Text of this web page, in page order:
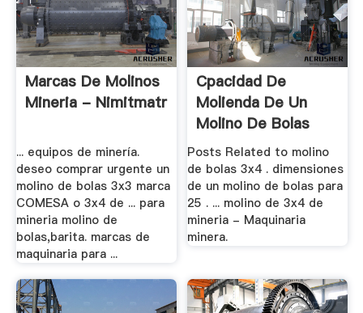
Marcas De Molinos
Mineria - Nimitmatr
... equipos de minería.
deseo comprar urgente un
molino de bolas 3x3 marca
COMESA o 3x4 de ... para
mineria molino de
bolas,barita. marcas de
maquinaria para ...
Cpacidad De
Molienda De Un
Molino De Bolas
3x4
Posts Related to molino
de bolas 3x4 . dimensiones
de un molino de bolas para
25 . ... molino de 3x4 de
mineria - Maquinaria
minera.